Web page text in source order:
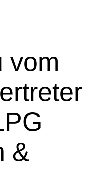
vom
&